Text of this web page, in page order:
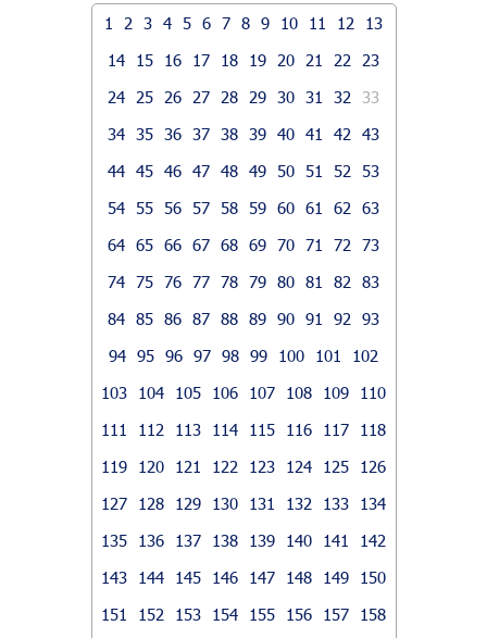
1 2 3 4 5 6 7 8 9 10 11 12
13
14
15 16 17 18 19 20 21 22
23
24
25 26 27 28 29 30 31 32
33
34 35 36 37 38 39 40 41 42
43
44 45 46 47 48 49 50 51 52
53
54 55 56 57 58 59 60 61 62
63
64 65 66 67 68 69 70 71 72
73
74 75 76 77 78 79 80 81 82
83
84 85 86 87 88 89 90 91 92
93
94 95 96 97 98 99 100 101
102
103
104 105 106 107 108 109
110
111
112 113 114 115 116 117
118
119
120 121 122 123 124 125
126
127
128 129 130 131 132 133
134
135
136 137 138 139 140 141
142
143
144 145 146 147 148 149
150
151
152 153 154 155 156 157
158